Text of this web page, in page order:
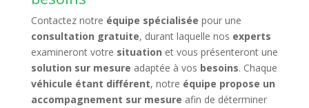
Contactez notre équipe spécialisée pour une
consultation gratuite, durant laquelle nos experts
examineront votre situation et vous présenteront une
solution sur mesure adaptée à vos besoins. Chaque
véhicule étant différent, notre équipe propose un
accompagnement sur mesure afin de déterminer